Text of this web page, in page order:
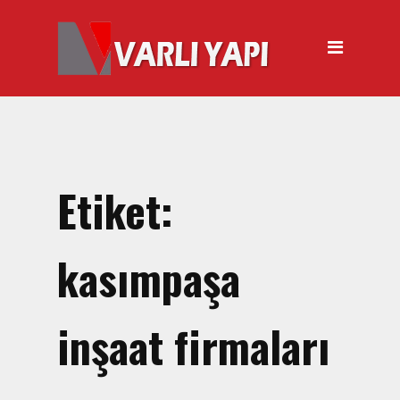
ANASAYFA
HAKKIMIZDA
Tabancası
El Arabası Satışı – Toptan,
Perakende Satış
İnşaat Küreği
Balyoz Malzemesi Satışı
Etiket:
kasımpaşa
inşaat firmaları